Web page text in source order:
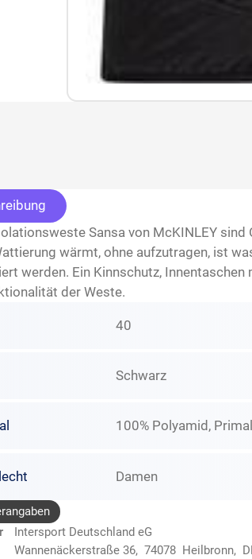
Sansa von McKINLEY
wärmt, ohne aufzutragen, ist
werden. Ein Kinnschutz,
der Weste.
40
Schwarz
100% Polyamid,
Damen
Intersport Deutschland eG
Wannenäckerstraße 36, 74078 Heilbronn,